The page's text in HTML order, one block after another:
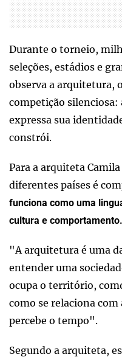
Durante o torneio,
seleções, estádios e
observa a arquitetura,
competição silenciosa:
expressa sua
constrói.
Para a arquiteta
diferentes países é
funciona como uma
cultura e comportamento.
"A arquitetura é uma
entender uma
ocupa o território,
como se relaciona
percebe o tempo".
Segundo a arquiteta,